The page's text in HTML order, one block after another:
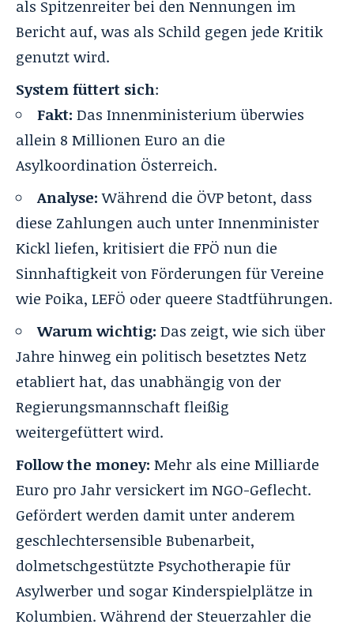
als Spitzenreiter bei den Nennungen im
Bericht auf, was als Schild gegen jede Kritik
genutzt wird.
System füttert sich:
Fakt: Das Innenministerium überwies
allein 8 Millionen Euro an die
Asylkoordination Österreich.
Analyse:Während die ÖVP betont, dass
diese Zahlungen auch unter Innenminister
Kickl liefen, kritisiert die FPÖ nun die
Sinnhaftigkeit von Förderungen für Vereine
wie Poika, LEFÖ oder queere Stadtführungen.
Warum wichtig: Das zeigt, wie sich über
Jahre hinweg ein politisch besetztes Netz
etabliert hat, das unabhängig von der
Regierungsmannschaft fleißig
weitergefüttert wird.
Follow the money: Mehr als eine Milliarde
Euro pro Jahr versickert im NGO-Geflecht.
Gefördert werden damit unter anderem
geschlechtersensible Bubenarbeit,
dolmetschgestützte Psychotherapie für
Asylwerber und sogar Kinderspielplätze in
Kolumbien. Während der Steuerzahler die